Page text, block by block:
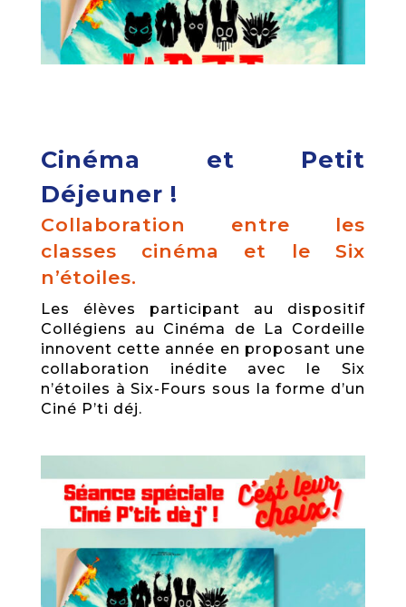
Cinéma et Petit
Déjeuner !
Collaboration entre les
classes cinéma et le Six
n’étoiles.
Les élèves participant au dispositif
Collégiens au Cinéma de La Cordeille
innovent cette année en proposant une
collaboration inédite avec le Six
n’étoiles à Six-Fours sous la forme d’un
Ciné P’ti déj.